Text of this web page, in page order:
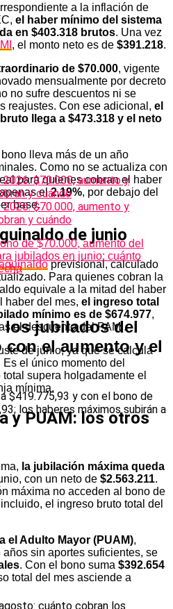
a la inflación de
el haber mínimo del sistema
en $403.318 brutos. Una vez
, el monto neto es de $391.218.
de $70.000, vigente
mensualmente por decreto
no sufre descuentos ni se
reajustes. Con ese adicional, el
llega a $473.318 y el neto
lleva más de un año
Como no se actualiza con
para quienes cobran el haber
el2,19%, por debajo del
base.
de junio
previsional, calculado
Para quienes cobran la
equivale a la mitad del haber
haber del mes, el ingreso total
mínimo es de $674.977,
el descuento del PAMI.
de junio, ya que se calcula
el único momento del
supera holgadamente el
mínima.
y PUAM: los otros
la jubilación máxima queda
con un neto de $2.563.211.
máxima no acceden al bono de
el ingreso bruto total del
el Adulto Mayor (PUAM),
sin aportes suficientes, se
. Con el bono suma $392.654
total del mes asciende a
de $70.000, aumento del
jubilados en junio: cuánto
los jubilados del
con el aumento y el
$419.775,93 y con el bono de
los haberes máximos subirán a